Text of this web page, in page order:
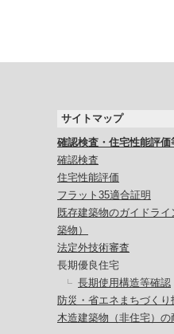
サイトマップ
確認検査・住宅性能評価
確認検査
住宅性能評価
フラット35適合証明
既存建築物のガイドラ
築物）
法定外技術審査
長期優良住宅
長期使用構造等確認
防災・省エネまちづくり
木造建築物（非住宅）